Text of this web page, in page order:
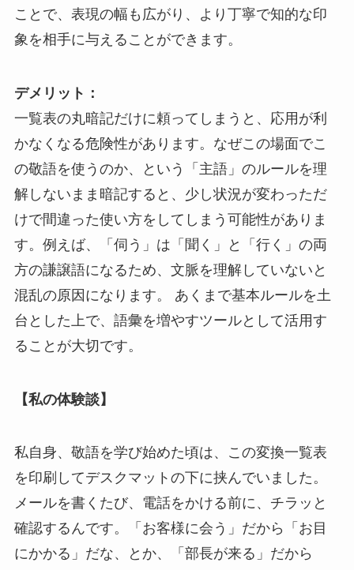
ことで、表現の幅も広がり、より丁寧で知的な印
象を相手に与えることができます。
デメリット：
一覧表の丸暗記だけに頼ってしまうと、応用が利
かなくなる危険性があります。なぜこの場面でこ
の敬語を使うのか、という「主語」のルールを理
解しないまま暗記すると、少し状況が変わっただ
けで間違った使い方をしてしまう可能性がありま
す。例えば、「伺う」は「聞く」と「行く」の両
方の謙譲語になるため、文脈を理解していないと
混乱の原因になります。 あくまで基本ルールを土
台とした上で、語彙を増やすツールとして活用す
ることが大切です。
【私の体験談】
私自身、敬語を学び始めた頃は、この変換一覧表
を印刷してデスクマットの下に挟んでいました。
メールを書くたび、電話をかける前に、チラッと
確認するんです。「お客様に会う」だから「お目
にかかる」だな、とか、「部長が来る」だから